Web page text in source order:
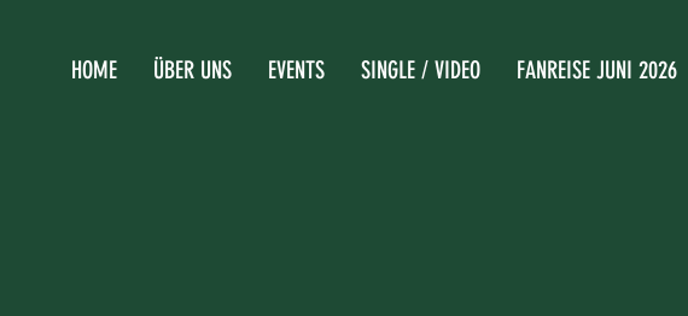
HOME ÜBER UNS EVENTS SINGLE / VIDEO FANREISE JUNI 2026